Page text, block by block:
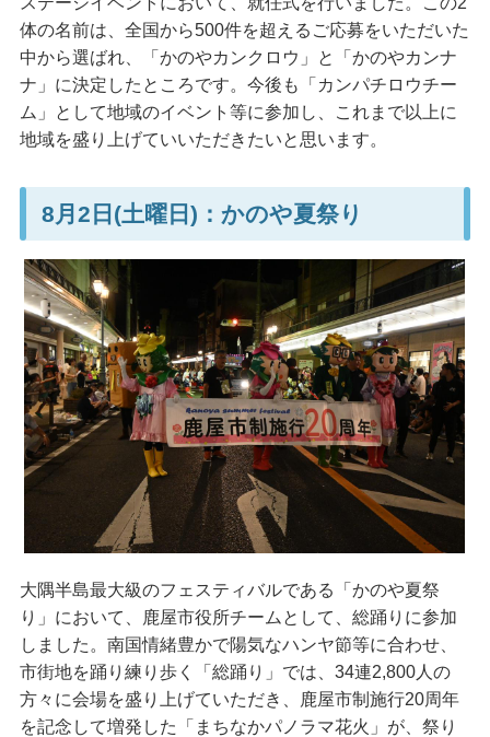
体の名前は、全国から500件を超えるご応募をいただいた
中から選ばれ、「かのやカンクロウ」と「かのやカンナ
ナ」に決定したところです。今後も「カンパチロウチー
ム」として地域のイベント等に参加し、これまで以上に
地域を盛り上げていいただきたいと思います。
8月2日(土曜日)：かのや夏祭り
大隅半島最大級のフェスティバルである「かのや夏祭
り」において、鹿屋市役所チームとして、総踊りに参加
しました。南国情緒豊かで陽気なハンヤ節等に合わせ、
市街地を踊り練り歩く「総踊り」では、34連2,800人の
方々に会場を盛り上げていただき、鹿屋市制施行20周年
を記念して増発した「まちなかパノラマ花火」が、祭り